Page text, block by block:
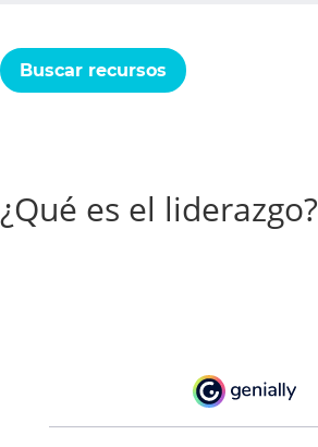
Buscar recursos
¿Qué es el liderazgo?